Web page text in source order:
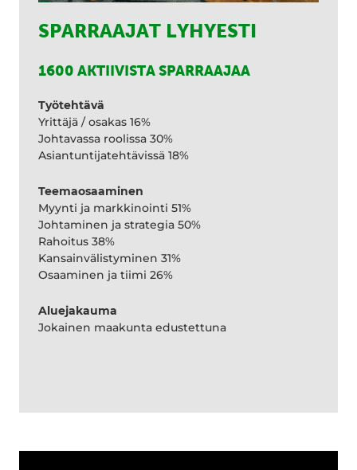
SPARRAAJAT LYHYESTI
1600 AKTIIVISTA SPARRAAJAA
Työtehtävä
Yrittäjä / osakas 16%
Johtavassa roolissa 30%
Asiantuntijatehtävissä 18%
Teemaosaaminen
Myynti ja markkinointi 51%
Johtaminen ja strategia 50%
Rahoitus 38%
Kansainvälistyminen 31%
Osaaminen ja tiimi 26%
Aluejakauma
Jokainen maakunta edustettuna